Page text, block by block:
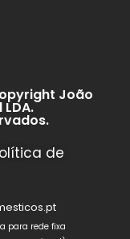
João
de
para rede fixa